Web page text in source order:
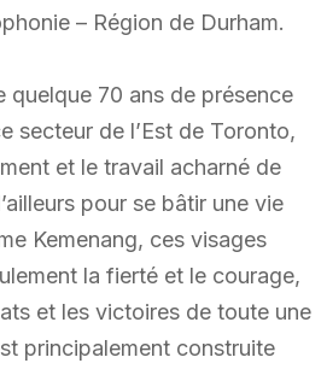
– Région de Durham.
quelque 70 ans de présence
secteur de l’Est de Toronto,
et le travail acharné de
pour se bâtir une vie
Kemenang, ces visages
la fierté et le courage,
et les victoires de toute une
principalement construite